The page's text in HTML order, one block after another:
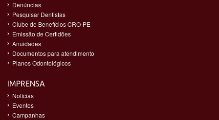
Denúncias
Pesquisar Dentistas
Clube de Benefícios CRO-PE
Emissão de Certidões
Anuidades
Documentos para atendimento
Planos Odontológicos
IMPRENSA
Notícias
Eventos
Campanhas